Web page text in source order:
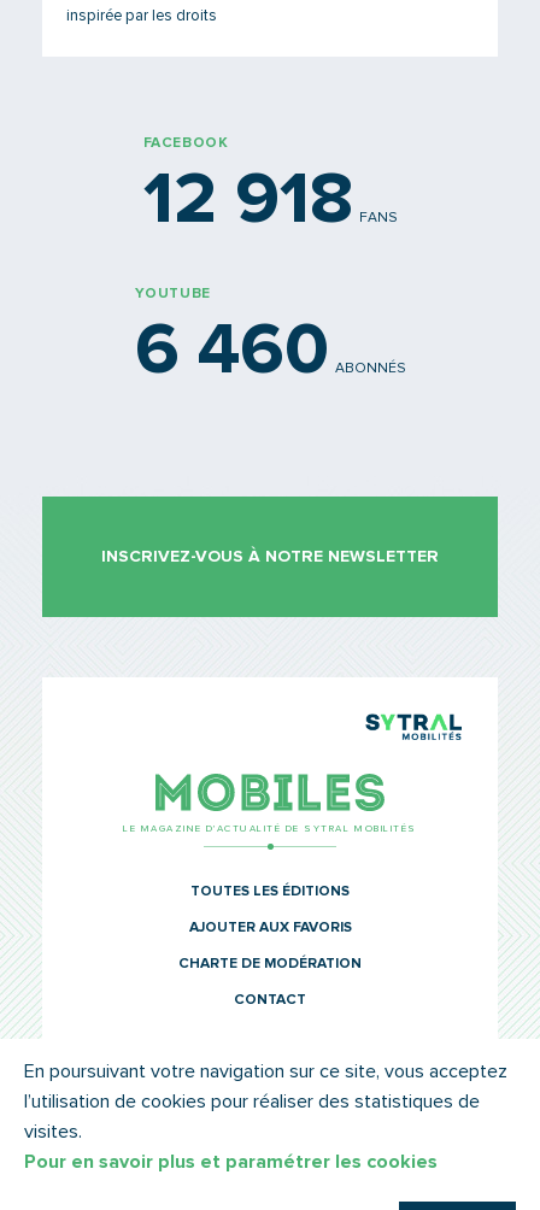
inspirée par les droits
FACEBOOK
12 918 FANS
YOUTUBE
6 460 ABONNÉS
INSCRIVEZ-VOUS À NOTRE NEWSLETTER
LE MAGAZINE D’ACTUALITÉ DE SYTRAL MOBILITÉS
TOUTES LES ÉDITIONS
AJOUTER AUX FAVORIS
CHARTE DE MODÉRATION
CONTACT
© SYTRAL MOBILITÉS 2022 MENTIONS LÉGALES
En poursuivant votre navigation sur ce site, vous acceptez
l’utilisation de cookies pour réaliser des statistiques de
visites.
Pour en savoir plus et paramétrer les cookies